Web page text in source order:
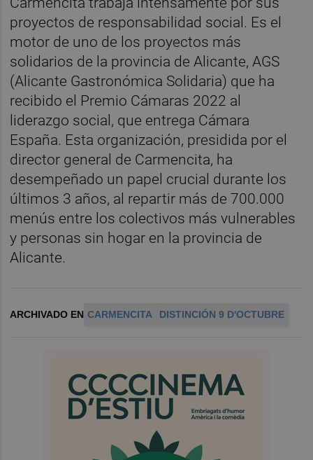
proyectos de responsabilidad social. Es el
motor de uno de los proyectos más
solidarios de la provincia de Alicante, AGS
(Alicante Gastronómica Solidaria) que ha
recibido el Premio Cámaras 2022 al
liderazgo social, que entrega Cámara
España. Esta organización, presidida por el
director general de Carmencita, ha
desempeñado un papel crucial durante los
últimos 3 años, al repartir más de 700.000
menús entre los colectivos más vulnerables
y personas sin hogar en la provincia de
Alicante.
ARCHIVADO EN CARMENCITA DISTINCIÓN 9 D'OCTUBRE